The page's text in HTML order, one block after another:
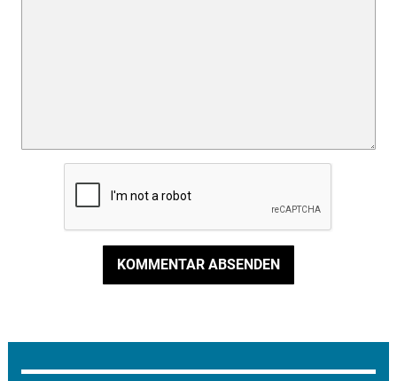
KOMMENTAR ABSENDEN